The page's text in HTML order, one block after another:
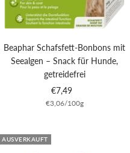
Beaphar Schafsfett-Bonbons mit
Seealgen – Snack für Hunde,
getreidefrei
Angebotspreis
€7,49
€3,06/100g
AUSVERKAUFT